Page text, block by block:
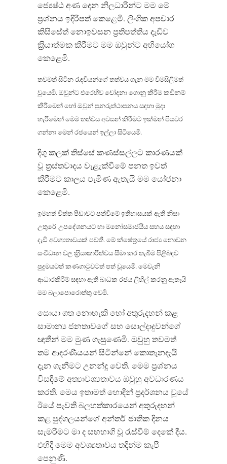
ජ්‍යෙෂ්ඨ අණ දෙන නිලධාරීන්ට මම මේ
ප‍්‍රශ්නය ඉදිරිපත් කෙළෙමි. ලිංගික අපචාර
කිසිසේත් නොඉවසන ප‍්‍රතිපත්තිය දැඩිව
ක‍්‍රියාත්මක කිරීමට මම ඔවුන්ට අභියෝග
කෙළෙමි.
තවමත් සිටින රැඳවියන්ගේ තත්වය ගැන මම විමසිලිමත්
වූයෙමි. ඔවුන්ට එරෙහිව චෝදනා ගොනු කිරීම කඩිනම්
කිරීමෙන් හෝ ඔවුන් පුනරුත්ථාපනය සඳහා මුදා
හැරීමෙන් මෙම තත්වය අවසන් කිරීමට ඉක්මන් පියවර
ගන්නා මෙන් රජයෙන් ඉල්ලා සිටියෙමි.
දිගු කලක් තිස්සේ කණස්සල්ලට කාරණයක්
වූ ත‍්‍රස්තවාදය වැළැක්වීමේ පනත ඉවත්
කිරීමට කාලය පැමිණ ඇතැයි මම යෝජනා
කෙළෙමි.
ඉමහත් චිත්ත පීඩාවට පත්වීමේ ඉතිහාසයක් ඇති නිසා
උතුරේ උපදේශනයට හා මනෝසමාජයීය සහය සඳහා
දැඩි අවශ්‍යතාවයක් පවතී. මේ ක්ෂේත‍්‍රයේ රාජ්‍ය නොවන
සංවිධාන වල ක‍්‍රියාකාරිත්වය සීමා කර තැබීම පිළිබඳව
පුදුමයටත් කණගාටුවටත් පත් වූයෙමි. මෙවැනි
ආධාරකිරීම් සඳහා ඇති බාධක රජය ලිහිල් කරනු ඇතැයි
මම බලාපොරොත්තු වෙමි.
සොයා ගත නොහැකි හෝ අතුරුදහන් කළ
සාමාන්‍ය ජනතාවගේ සහ සොල්දාදුවන්ගේ
ඥාතීන් මම මුණ ගැසුණෙමි. ඔවුහු තවමත්
තම ආදරණීයයන් සිටින්නේ කොතැනදැයි
දැන ගැනීමට උනන්දු වෙති. මෙම ප‍්‍රශ්නය
විසඳීමේ අත්‍යාවශ්‍යතාවය ඔවුහු අවධාරණය
කරති. මෙය ඉතාමත් හොඳින් ප‍්‍රදර්ශනය වූයේ
ඊයේ පැවති බලහත්කාරයෙන් අතුරුදහන්
කළ පුද්ගලයන්ගේ අන්තර් ජාතික දිනය
සැමරීමට මා ද සහභාගි වූ රැස්වීම් දෙකේ දීය.
එහිදී මෙම අවශ්‍යතාවය තදින්ම කැපී
පෙනුණි.